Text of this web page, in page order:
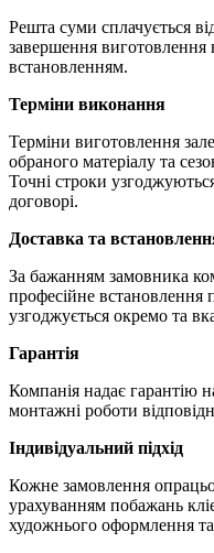
Решта суми сплачується
завершення виготовлення
встановленням.
Терміни виконання
Терміни виготовлення
обраного матеріалу та
Точні строки
договорі.
Доставка та
За бажанням замовника
професійне встановлення
узгоджується окремо та
Гарантія
Компанія надає гарантію
монтажні роботи
Індивідуальний підхід
Кожне замовлення
урахуванням побажань
художнього оформлення